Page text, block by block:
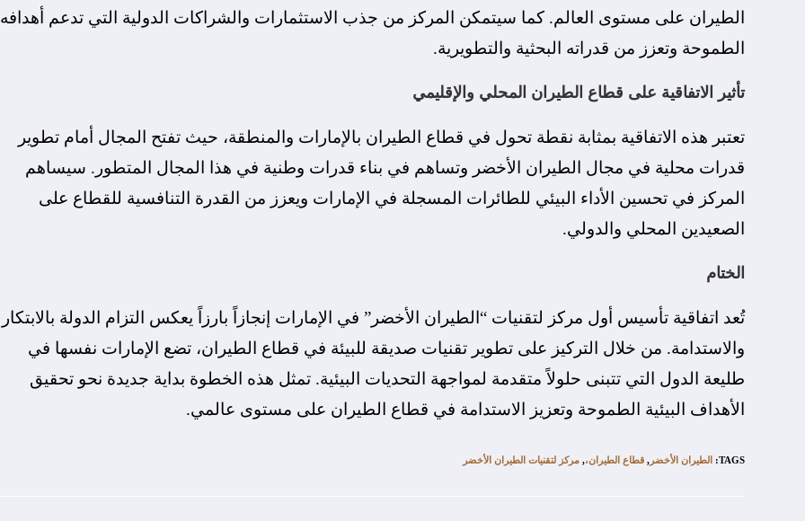
الطيران على مستوى العالم. كما سيتمكن المركز من جذب الاستثمارات والشراكات الدولية التي تدعم أهدافه
الطموحة وتعزز من قدراته البحثية والتطويرية.
تأثير الاتفاقية على قطاع الطيران المحلي والإقليمي
تعتبر هذه الاتفاقية بمثابة نقطة تحول في قطاع الطيران بالإمارات والمنطقة، حيث تفتح المجال أمام تطوير
قدرات محلية في مجال الطيران الأخضر وتساهم في بناء قدرات وطنية في هذا المجال المتطور. سيساهم
المركز في تحسين الأداء البيئي للطائرات المسجلة في الإمارات ويعزز من القدرة التنافسية للقطاع على
الصعيدين المحلي والدولي.
الختام
تُعد اتفاقية تأسيس أول مركز لتقنيات “الطيران الأخضر” في الإمارات إنجازاً بارزاً يعكس التزام الدولة بالابتكار
والاستدامة. من خلال التركيز على تطوير تقنيات صديقة للبيئة في قطاع الطيران، تضع الإمارات نفسها في
طليعة الدول التي تتبنى حلولاً متقدمة لمواجهة التحديات البيئية. تمثل هذه الخطوة بداية جديدة نحو تحقيق
الأهداف البيئية الطموحة وتعزيز الاستدامة في قطاع الطيران على مستوى عالمي.
TAGS
: الطيران الأخضر, قطاع الطيران،, مركز لتقنيات الطيران الأخضر